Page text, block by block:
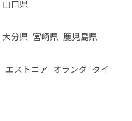
山口県
大分県 宮崎県 鹿児島県
エストニア オランダ タイ